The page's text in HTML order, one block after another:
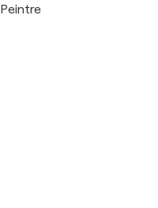
Peintre